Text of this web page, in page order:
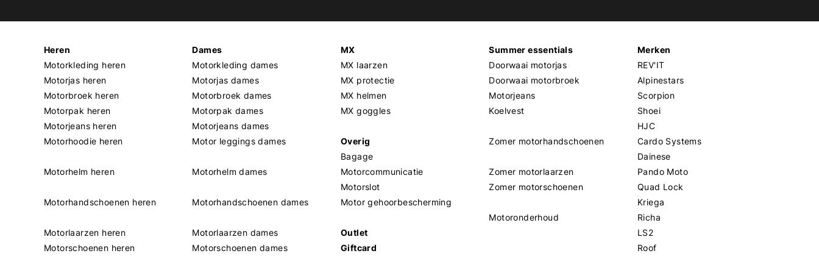
Heren
Motorkleding heren
Motorjas heren
Motorbroek heren
Motorpak heren
Motorjeans heren
Motorhoodie heren
Motorhelm heren
Motorhandschoenen heren
Motorlaarzen heren
Motorschoenen heren
Dames
Motorkleding dames
Motorjas dames
Motorbroek dames
Motorpak dames
Motorjeans dames
Motor leggings dames
Motorhelm dames
Motorhandschoenen dames
Motorlaarzen dames
Motorschoenen dames
MX
MX laarzen
MX protectie
MX helmen
MX goggles
Overig
Bagage
Motorcommunicatie
Motorslot
Motor gehoorbescherming
Outlet
Giftcard
Summer essentials
Doorwaai motorjas
Doorwaai motorbroek
Motorjeans
Koelvest
Zomer motorhandschoenen
Zomer motorlaarzen
Zomer motorschoenen
Motoronderhoud
Merken
REV'IT
Alpinestars
Scorpion
Shoei
HJC
Cardo Systems
Dainese
Pando Moto
Quad Lock
Kriega
Richa
LS2
Roof